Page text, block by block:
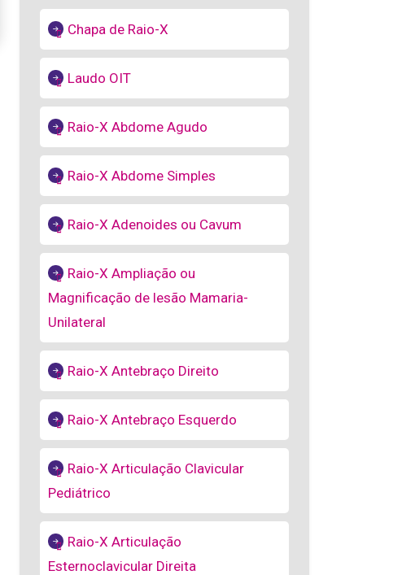
Chapa de Raio-X
Laudo OIT
Raio-X Abdome Agudo
Raio-X Abdome Simples
Raio-X Adenoides ou Cavum
Raio-X Ampliação ou
Magnificação de lesão Mamaria-
Unilateral
Raio-X Antebraço Direito
Raio-X Antebraço Esquerdo
Raio-X Articulação Clavicular
Pediátrico
Raio-X Articulação
Esternoclavicular Direita